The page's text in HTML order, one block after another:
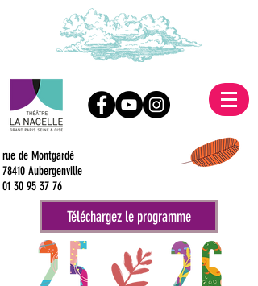
rue de Montgardé
78410 Aubergenville
01 30 95 37 76
Téléchargez le programme